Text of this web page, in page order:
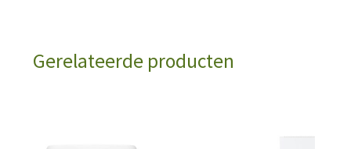
Gerelateerde producten